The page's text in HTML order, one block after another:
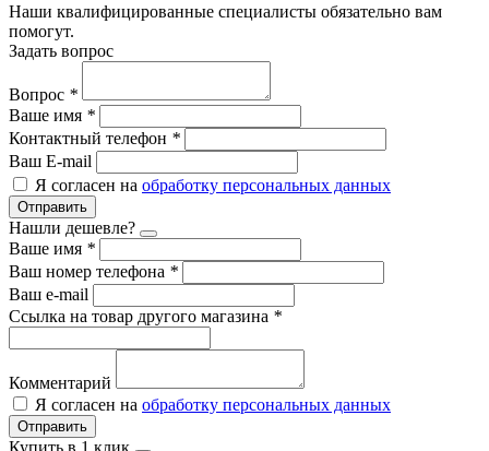
Наши квалифицированные специалисты обязательно вам
помогут.
Задать вопрос
Вопрос *
Ваше имя *
Контактный телефон *
Ваш E-mail
Я согласен на обработку персональных данных
Отправить
Нашли дешевле?
Ваше имя *
Ваш номер телефона *
Ваш e-mail
Ссылка на товар другого магазина *
Комментарий
Я согласен на обработку персональных данных
Отправить
Купить в 1 клик